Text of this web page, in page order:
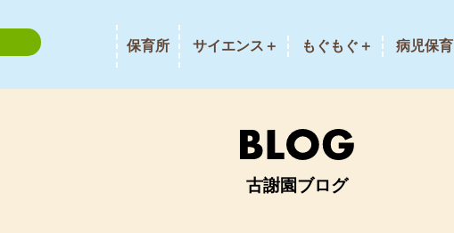
保育所 サイエンス＋ もぐもぐ＋ 病児保育
古謝園ブログ